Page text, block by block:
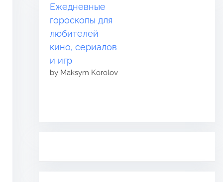
Ежедневные
гороскопы для
любителей
кино, сериалов
и игр
by Maksym Korolov